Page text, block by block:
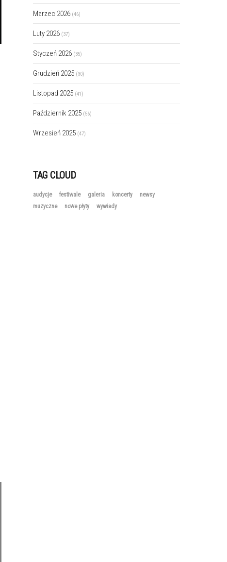
Marzec 2026 (46)
Luty 2026 (37)
Styczeń 2026 (35)
Grudzień 2025 (30)
Listopad 2025 (41)
Październik 2025 (56)
Wrzesień 2025 (47)
TAG CLOUD
audycje festiwale galeria koncerty
newsy
muzyczne
nowe płyty wywiady